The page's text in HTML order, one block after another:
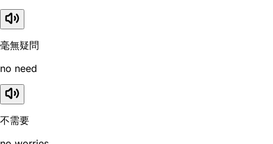
毫無疑問
no need
不需要